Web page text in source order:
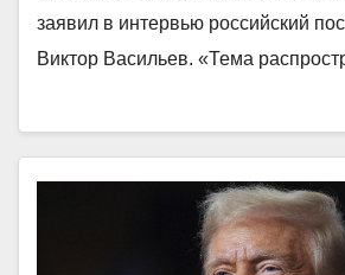
заявил в интервью российский
Виктор Васильев. «Тема